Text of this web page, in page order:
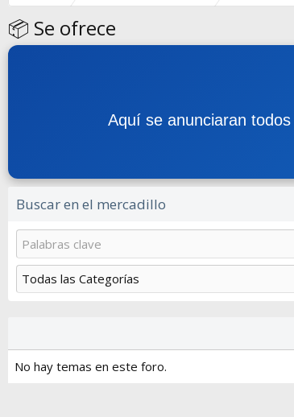
📦 Se ofrece
Aquí se anunciaran
Buscar en el mercadillo
No hay temas en este foro.